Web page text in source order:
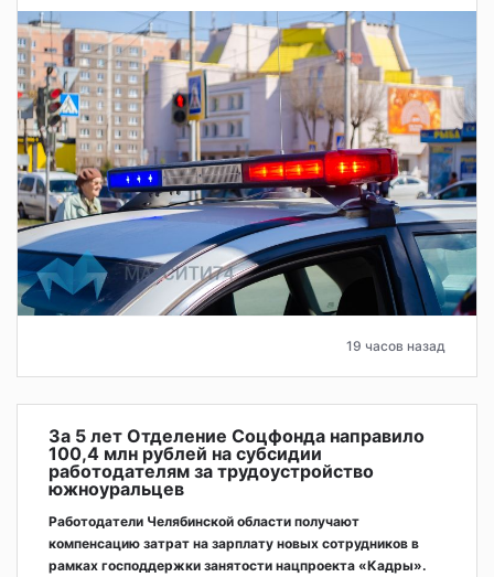
19 часов назад
За 5 лет Отделение Соцфонда направило
100,4 млн рублей на субсидии
работодателям за трудоустройство
южноуральцев
Работодатели Челябинской области получают
компенсацию затрат на зарплату новых сотрудников в
рамках господдержки занятости нацпроекта «Кадры».